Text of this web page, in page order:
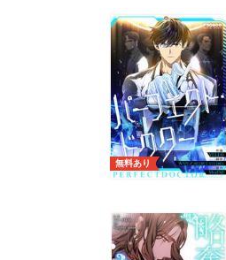
無料あり